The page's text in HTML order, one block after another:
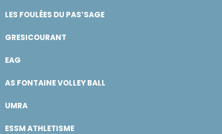
LES FOULÉES DU PAS’SAGE
GRESICOURANT
EAG
AS FONTAINE VOLLEY BALL
UMRA
ESSM ATHLETISME